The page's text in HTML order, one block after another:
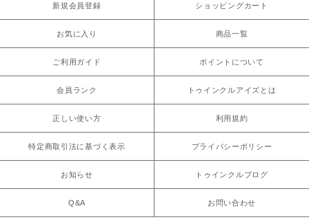
新規会員登録 ショッピングカート
お気に入り 商品一覧
ご利用ガイド ポイントについて
会員ランク トゥインクルアイズとは
正しい使い方 利用規約
特定商取引法に基づく表示 プライバシーポリシー
お知らせ トゥインクルブログ
Q&A お問い合わせ